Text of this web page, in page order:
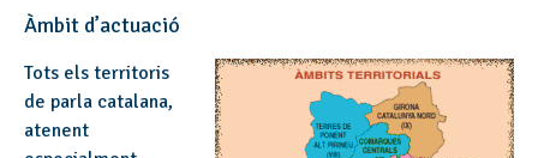
Àmbit d’actuació
Tots els territoris
de parla catalana,
atenent